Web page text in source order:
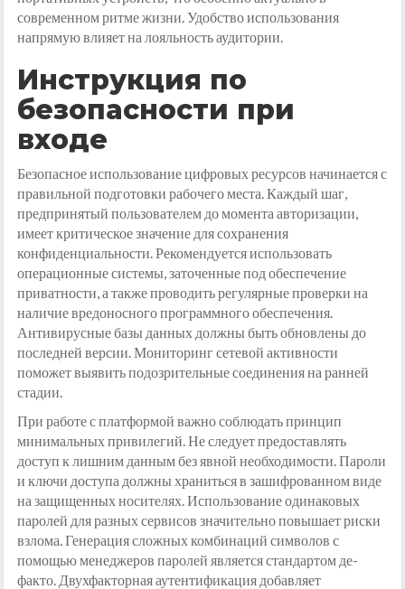
современном ритме жизни. Удобство использования
напрямую влияет на лояльность аудитории.
Инструкция по
безопасности при
входе
Безопасное использование цифровых ресурсов начинается с
правильной подготовки рабочего места. Каждый шаг,
предпринятый пользователем до момента авторизации,
имеет критическое значение для сохранения
конфиденциальности. Рекомендуется использовать
операционные системы, заточенные под обеспечение
приватности, а также проводить регулярные проверки на
наличие вредоносного программного обеспечения.
Антивирусные базы данных должны быть обновлены до
последней версии. Мониторинг сетевой активности
поможет выявить подозрительные соединения на ранней
стадии.
При работе с платформой важно соблюдать принцип
минимальных привилегий. Не следует предоставлять
доступ к лишним данным без явной необходимости. Пароли
и ключи доступа должны храниться в зашифрованном виде
на защищенных носителях. Использование одинаковых
паролей для разных сервисов значительно повышает риски
взлома. Генерация сложных комбинаций символов с
помощью менеджеров паролей является стандартом де-
факто. Двухфакторная аутентификация добавляет